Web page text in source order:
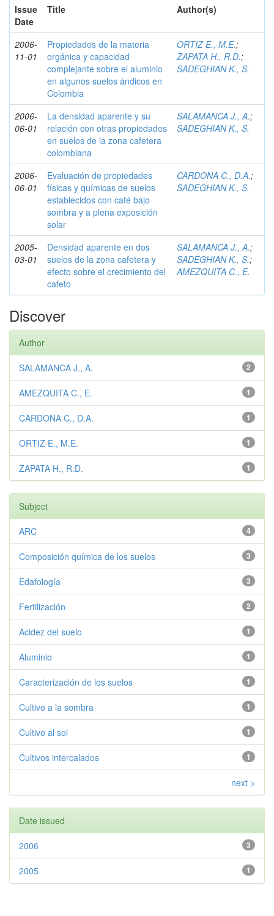
Issue
Date
Title Author(s)
2006-
11-01
Propiedades de la materia
orgánica y capacidad
complejante sobre el aluminio
en algunos suelos ándicos en
Colombia
ORTIZ E., M.E.;
ZAPATA H., R.D.;
SADEGHIAN K., S.
2006-
06-01
La densidad aparente y su
relación con otras propiedades
en suelos de la zona cafetera
colombiana
SALAMANCA J., A.;
SADEGHIAN K., S.
2006-
06-01
Evaluación de propiedades
físicas y químicas de suelos
establecidos con café bajo
sombra y a plena exposición
solar
CARDONA C., D.A.;
SADEGHIAN K., S.
2005-
03-01
Densidad aparente en dos
suelos de la zona cafetera y
efecto sobre el crecimiento del
cafeto
SALAMANCA J., A.;
SADEGHIAN K., S.;
AMEZQUITA C., E.
Discover
Author
2
SALAMANCA J., A.
1
AMEZQUITA C., E.
1
CARDONA C., D.A.
1
ORTIZ E., M.E.
1
ZAPATA H., R.D.
Subject
4
ARC
3
Composición química de los suelos
3
Edafología
2
Fertilización
1
Acidez del suelo
1
Aluminio
1
Caracterización de los suelos
1
Cultivo a la sombra
1
Cultivo al sol
1
Cultivos intercalados
next >
Date issued
3
2006
1
2005